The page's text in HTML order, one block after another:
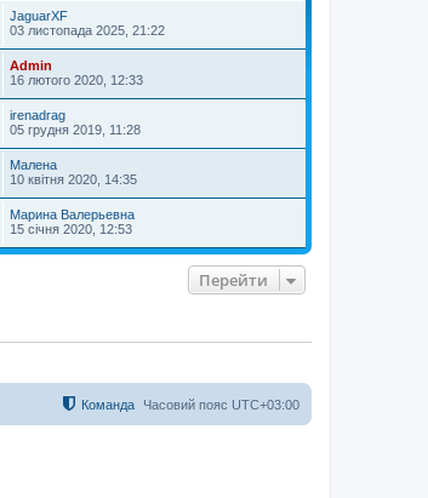
JaguarXF
03 листопада 2025, 21:22
Admin
16 лютого 2020, 12:33
irenadrag
05 грудня 2019, 11:28
Малена
10 квітня 2020, 14:35
Марина Валерьевна
15 січня 2020, 12:53
Перейти
Часовий пояс UTC+03:00
Команда